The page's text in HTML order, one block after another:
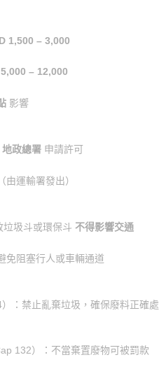
1,500 – 3,000
– 12,000
影響
地政總署申請許可
由運輸署發出）
垃圾斗或環保斗 不得影響交通
免阻塞行人或車輛通道
）：禁止亂棄垃圾，確保廢料正確處
132）：不當棄置廢物可被罰款